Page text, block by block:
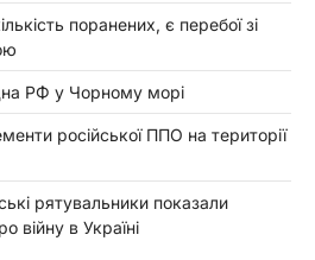
поранених, є перебої зі
РФ у Чорному морі
російської ППО на території
рятувальники показали
війну в Україні